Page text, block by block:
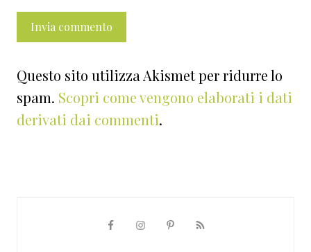
Questo sito utilizza Akismet per ridurre lo
spam. Scopri come vengono elaborati i dati
derivati dai commenti.